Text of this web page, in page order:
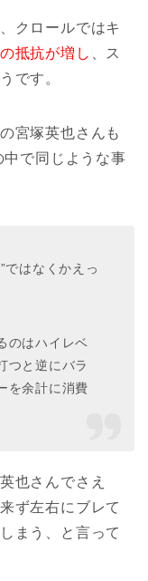
クロールではキ
抵抗が増し
、ス
です。
宮塚英也さんも
中で同じような事
ではなくかえっ
のはハイレベ
つと逆にバラ
を余計に消費
也さんでさえ
ず左右にブレて
まう、と言って